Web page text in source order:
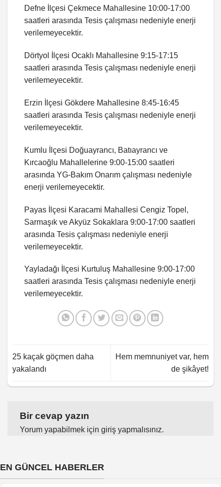
Defne İlçesi Çekmece Mahallesine 10:00-17:00
saatleri arasında Tesis çalışması nedeniyle enerji
verilemeyecektir.
Dörtyol İlçesi Ocaklı Mahallesine 9:15-17:15
saatleri arasında Tesis çalışması nedeniyle enerji
verilemeyecektir.
Erzin İlçesi Gökdere Mahallesine 8:45-16:45
saatleri arasında Tesis çalışması nedeniyle enerji
verilemeyecektir.
Kumlu İlçesi Doğuayrancı, Batıayrancı ve
Kırcaoğlu Mahallelerine 9:00-15:00 saatleri
arasında YG-Bakım Onarım çalışması nedeniyle
enerji verilemeyecektir.
Payas İlçesi Karacami Mahallesi Cengiz Topel,
Sarmaşık ve Akyüz Sokaklara 9:00-17:00 saatleri
arasında Tesis çalışması nedeniyle enerji
verilemeyecektir.
Yayladağı İlçesi Kurtuluş Mahallesine 9:00-17:00
saatleri arasında Tesis çalışması nedeniyle enerji
verilemeyecektir.
25 kaçak göçmen daha
yakalandı
Hem memnuniyet var, hem
de şikâyet!
Bir cevap yazın
Yorum yapabilmek için giriş yapmalısınız.
EN GÜNCEL HABERLER